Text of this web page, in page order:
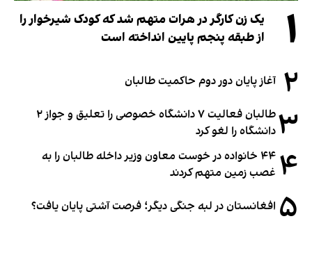
۱
یک زن کارگر در هرات متهم شد که کودک شیرخوار را
از طبقه پنجم پایین انداخته است
۲ آغاز پایان دور دوم حاکمیت طالبان
۳
طالبان فعالیت ۷ دانشگاه خصوصی را تعلیق و جواز ۲
دانشگاه را لغو کرد
۴
۴۴ خانواده در خوست معاون وزیر داخله طالبان را به
غصب زمین متهم کردند
۵ افغانستان در لبه جنگی دیگر؛ فرصت آشتی پایان یافت؟